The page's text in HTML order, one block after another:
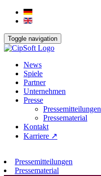
Toggle navigation
News
Spiele
Partner
Unternehmen
Presse
Pressemitteilungen
Pressematerial
Kontakt
Karriere ↗
Pressemitteilungen
Pressematerial